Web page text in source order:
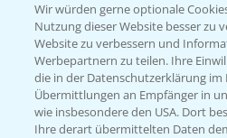
Hilfe in Notfällen
T.+49 (0)214/30-
Wir würden gerne optionale
Nutzung dieser Website besser zu
Website zu verbessern und
Werbepartnern zu teilen. Ihre
die in der Datenschutzerklärung im
Übermittlungen an Empfänger in
wie insbesondere den USA. Dort
Ihre derart übermittelten Daten